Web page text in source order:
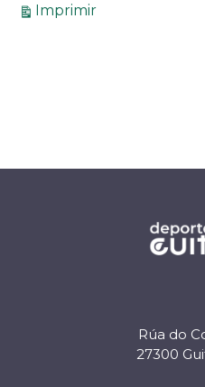
ImprimirVistas
Rúa do
27300